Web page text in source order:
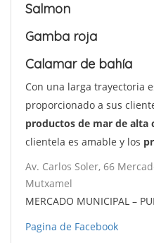
Salmon
Gamba roja
Calamar de bahía
Con una larga trayectoria
proporcionado a sus
productos de mar de alta
clientela es amable y los
Av. Carlos Soler, 66
Mutxamel
MERCADO MUNICIPAL –
Pagina de Facebook